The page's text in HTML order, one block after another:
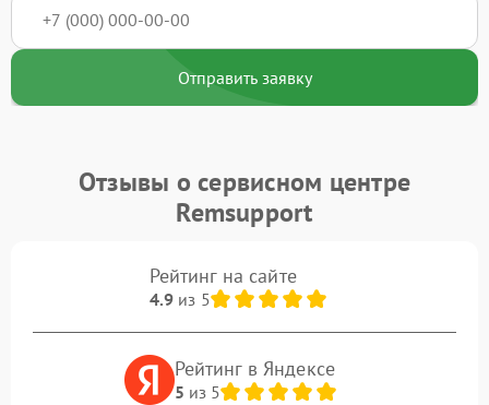
Отправить заявку
Отзывы о сервисном центре
Remsupport
Рейтинг на сайте
4.9из 5
Рейтинг в Яндексе
5 из 5